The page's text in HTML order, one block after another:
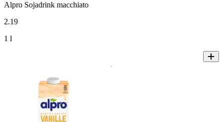
Alpro Sojadrink macchiato
2.19
1 l